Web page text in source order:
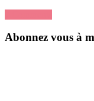
Abonnez vous à